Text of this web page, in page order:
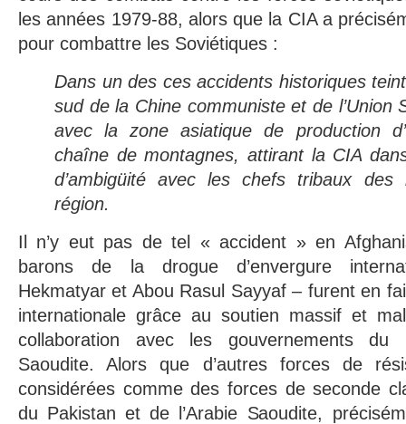
les années 1979-88, alors que la CIA a
pour combattre les Soviétiques :
Dans un des ces accidents historiques
sud de la Chine communiste et de l’Union
avec la zone asiatique de production
chaîne de montagnes, attirant la CIA
d’ambigüité avec les chefs tribaux
région.
Il n’y eut pas de tel « accident » en
barons de la drogue d’envergure
Hekmatyar et Abou Rasul Sayyaf – furent en
internationale grâce au soutien massif et
collaboration avec les gouvernements du
Saoudite. Alors que d’autres forces de
considérées comme des forces de seconde
du Pakistan et de l’Arabie Saoudite,